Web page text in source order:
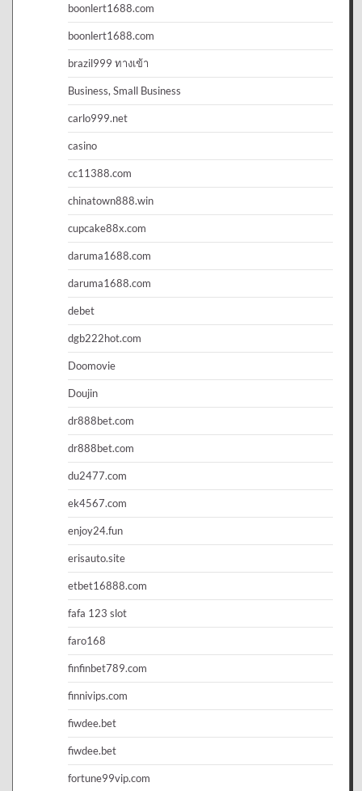
boonlert1688.com
boonlert1688.com
brazil999 ทางเข้า
Business, Small Business
carlo999.net
casino
cc11388.com
chinatown888.win
cupcake88x.com
daruma1688.com
daruma1688.com
debet
dgb222hot.com
Doomovie
Doujin
dr888bet.com
dr888bet.com
du2477.com
ek4567.com
enjoy24.fun
erisauto.site
etbet16888.com
fafa 123 slot
faro168
finfinbet789.com
finnivips.com
fiwdee.bet
fiwdee.bet
fortune99vip.com